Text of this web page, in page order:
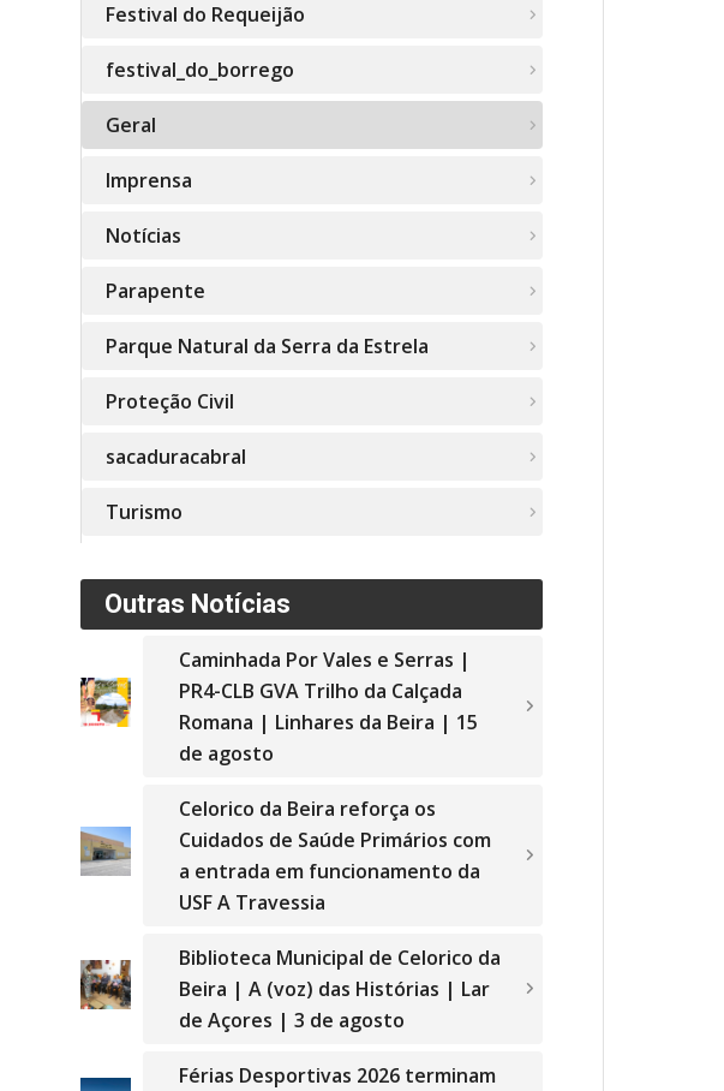
Festival do Requeijão
festival_do_borrego
Geral
Imprensa
Notícias
Parapente
Parque Natural da Serra da Estrela
Proteção Civil
sacaduracabral
Turismo
Outras Notícias
Caminhada Por Vales e Serras |
PR4-CLB GVA Trilho da Calçada
Romana | Linhares da Beira | 15
de agosto
Celorico da Beira reforça os
Cuidados de Saúde Primários com
a entrada em funcionamento da
USF A Travessia
Biblioteca Municipal de Celorico da
Beira | A (voz) das Histórias | Lar
de Açores | 3 de agosto
Férias Desportivas 2026 terminam